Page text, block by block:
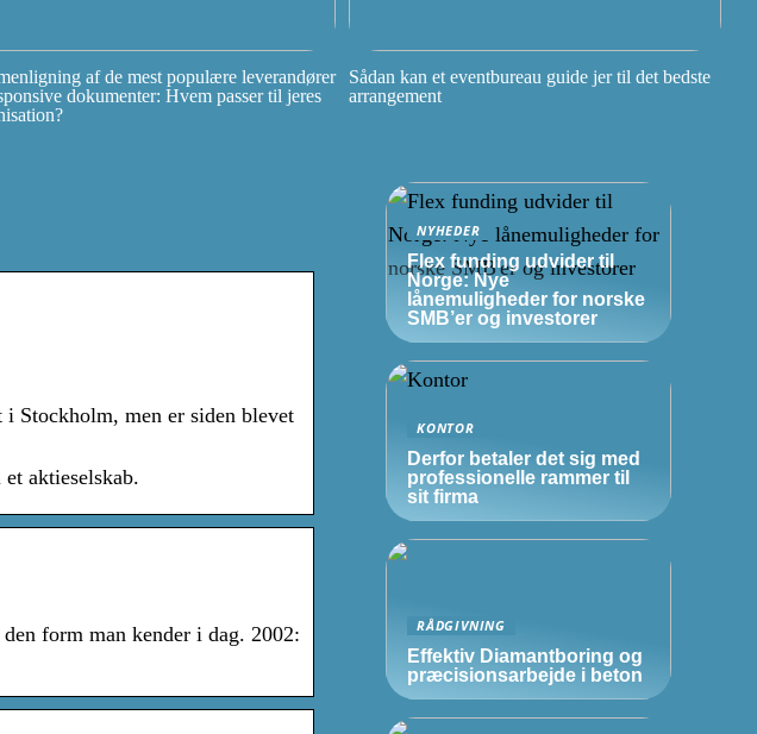
af de mest populære leverandører
dokumenter: Hvem passer til jeres
Sådan kan et eventbureau guide jer til det bedste
arrangement
Stockholm, men er siden blevet
aktieselskab.
form man kender i dag. 2002:
NYHEDER
Flex funding udvider til
Norge: Nye
lånemuligheder for norske
SMB’er og investorer
KONTOR
Derfor betaler det sig med
professionelle rammer til
sit firma
RÅDGIVNING
Effektiv Diamantboring og
præcisionsarbejde i beton